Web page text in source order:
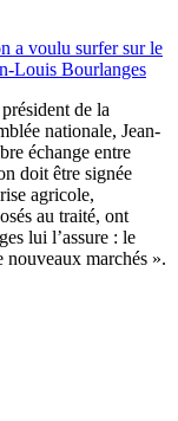
a voulu surfer sur le
Louis Bourlanges
de la
nationale, Jean-
échange entre
doit être signée
agricole,
au traité, ont
lui l’assure : le
marchés ».